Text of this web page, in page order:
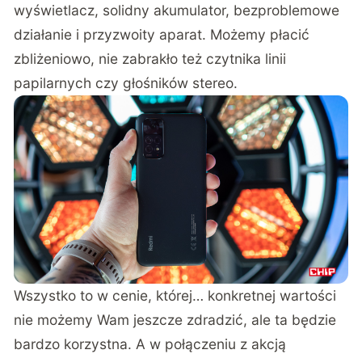
wyświetlacz, solidny akumulator, bezproblemowe
działanie i przyzwoity aparat. Możemy płacić
zbliżeniowo, nie zabrakło też czytnika linii
papilarnych czy głośników stereo.
Wszystko to w cenie, której… konkretnej wartości
nie możemy Wam jeszcze zdradzić, ale ta będzie
bardzo korzystna. A w połączeniu z akcją